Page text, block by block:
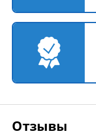
Отзывы